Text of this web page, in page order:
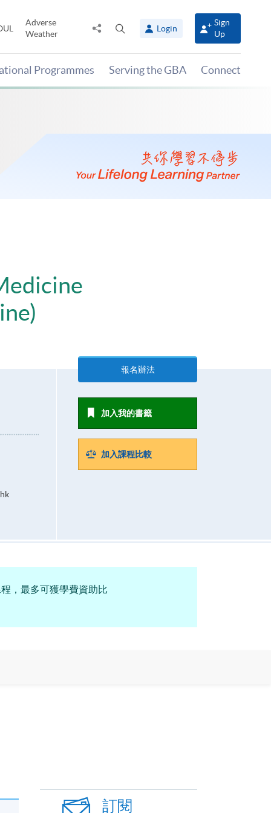
Adverse
Weather
Share
panel
Login
Sign
Up
Programmes Serving the GBA Connect
報名辦法
加入我的書籤
加入課程比較
，最多可獲學費資助比
訂閱